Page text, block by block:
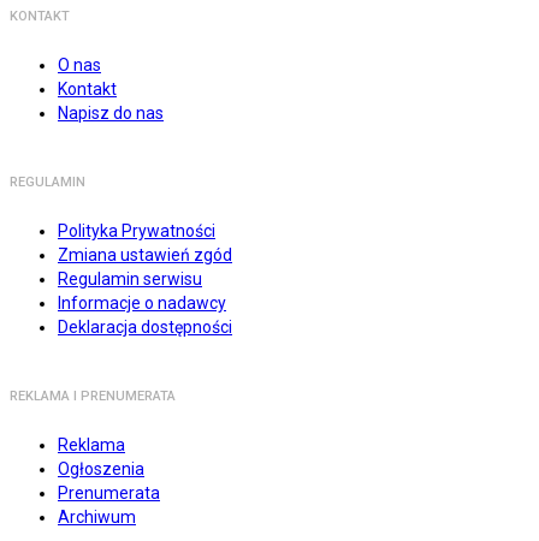
KONTAKT
O nas
Kontakt
Napisz do nas
REGULAMIN
Polityka Prywatności
Zmiana ustawień zgód
Regulamin serwisu
Informacje o nadawcy
Deklaracja dostępności
REKLAMA I PRENUMERATA
Reklama
Ogłoszenia
Prenumerata
Archiwum